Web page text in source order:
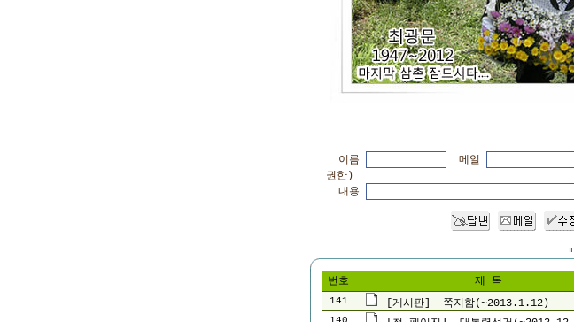
이름 메일
권한)
내용
번호 제 목
141 [게시판]- 쪽지함(~2013.1.12)